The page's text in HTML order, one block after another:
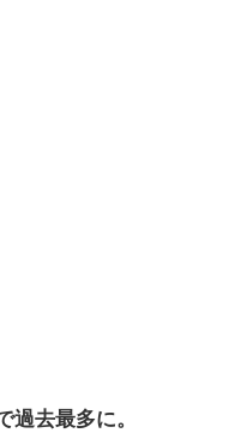
過去最多に。